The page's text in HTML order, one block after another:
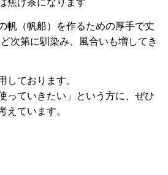
帆（帆船）を作るための厚手で丈
次第に馴染み、風合いも増してき
しております。
っていきたい」という方に、ぜひ
えています。